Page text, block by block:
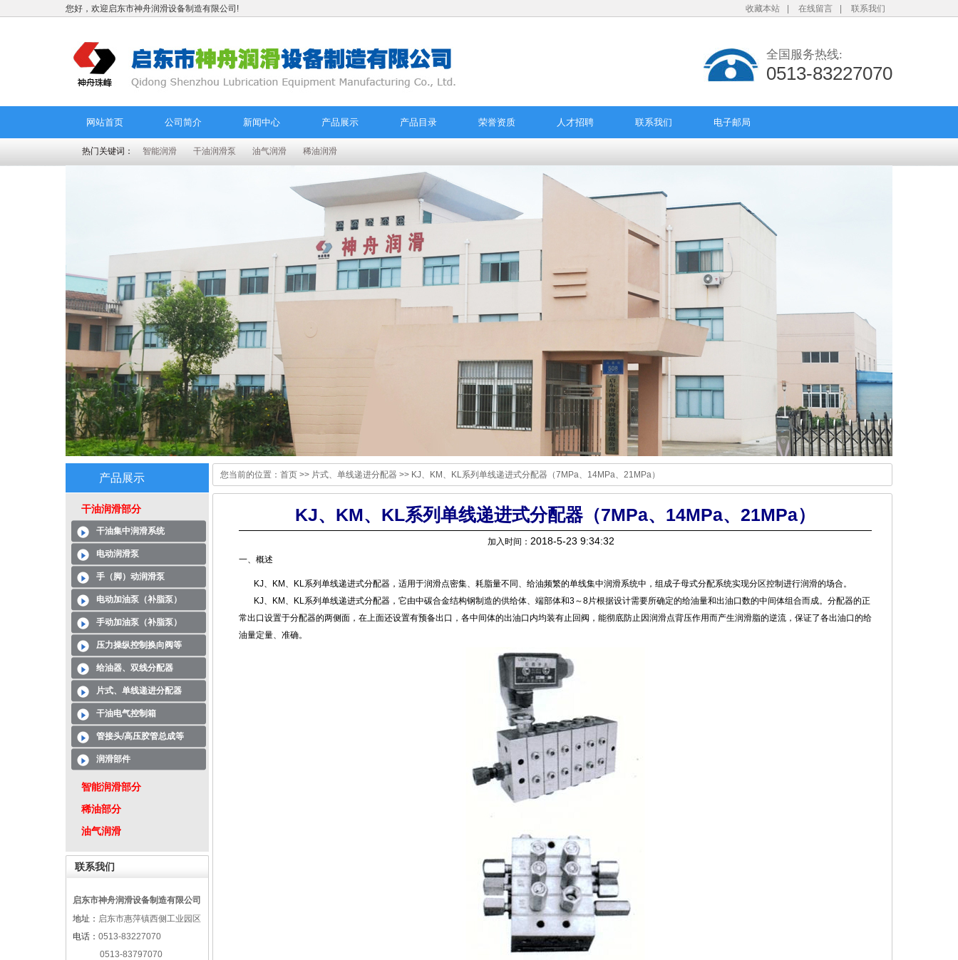
您好，欢迎启东市神舟润滑设备制造有限公司! 收藏本站 在线留言 联系我们
全国服务热线:
0513-83227070
网站首页 公司简介 新闻中心 产品展示 产品目录 荣誉资质 人才招聘 联系我们 电子邮局
热门关键词： 智能润滑 干油润滑泵 油气润滑 稀油润滑
产品展示
干油润滑部分
干油集中润滑系统
电动润滑泵
手（脚）动润滑泵
电动加油泵（补脂泵）
手动加油泵（补脂泵）
压力操纵控制换向阀等
给油器、双线分配器
片式、单线递进分配器
干油电气控制箱
管接头/高压胶管总成等
润滑部件
智能润滑部分
稀油部分
油气润滑
联系我们
启东市神舟润滑设备制造有限公司
地址： 启东市惠萍镇西侧工业园区
电话： 0513-83227070
0513-83797070
您当前的位置： 首页 >> 片式、单线递进分配器 >> KJ、KM、KL系列单线递进式分配器（7MPa、14MPa、21MPa）
KJ、KM、KL系列单线递进式分配器（7MPa、14MPa、21MPa）
加入时间： 2018-5-23 9:34:32
一、概述
KJ、KM、KL系列单线递进式分配器，适用于润滑点密集、耗脂量不同、给油频繁的单线集中润滑系统中，组成子母式分配系统实现分区控制进行润滑的场合。
KJ、KM、KL系列单线递进式分配器，它由中碳合金结构钢制造的供给体、端部体和3～8片根据设计需要所确定的给油量和出油口数的中间体组合而成。分配器的正
常出口设置于分配器的两侧面，在上面还设置有预备出口，各中间体的出油口内均装有止回阀，能彻底防止因润滑点背压作用而产生润滑脂的逆流，保证了各出油口的给
油量定量、准确。